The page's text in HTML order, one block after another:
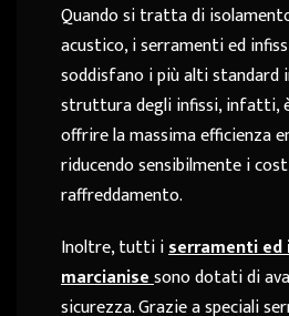
Quando si tratta di
acustico, i serramenti ed
soddisfano i più alti standard
struttura degli infissi, infatti,
offrire la massima efficienza
riducendo sensibilmente i
raffreddamento.
Inoltre, tutti iserramenti ed
marcianisesono dotati di
sicurezza. Grazie a speciali